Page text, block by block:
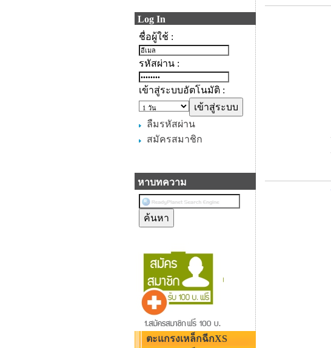
Log In
ชื่อผู้ใช้ :
รหัสผ่าน :
เข้าสู่ระบบอัตโนมัติ :
ลืมรหัสผ่าน
สมัครสมาชิก
หาบทความ
ตะแกรงเหล็กฉีกXS